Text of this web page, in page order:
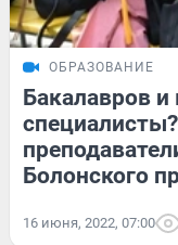
ОБРАЗОВАНИЕ
Бакалавров и
Болонского
16 июня, 2022, 07:00